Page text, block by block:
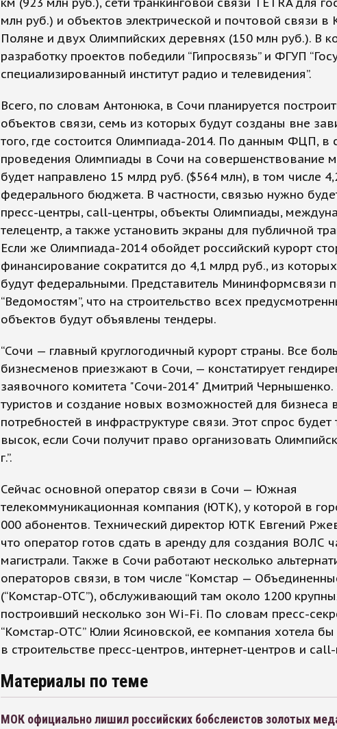
млн руб.) и объектов электрической и почтовой связи в
Поляне и двух Олимпийских деревнях (150 млн руб.). В
разработку проектов победили “Гипросвязь” и ФГУП
специализированный институт радио и телевидения”.
Всего, по словам Антонюка, в Сочи планируется
объектов связи, семь из которых будут созданы вне
того, где состоится Олимпиада-2014. По данным ФЦП, в
проведения Олимпиады в Сочи на совершенствование
будет направлено 15 млрд руб. ($564 млн), в том числе
федерального бюджета. В частности, связью нужно
пресс-центры, call-центры, объекты Олимпиады,
телецентр, а также установить экраны для публичной
Если же Олимпиада-2014 обойдет российский курорт
финансирование сократится до 4,1 млрд руб., из
будут федеральными. Представитель Мининформсвязи
“Ведомостям”, что на строительство всех
объектов будут объявлены тендеры.
“Сочи — главный круглогодичный курорт страны. Все
бизнесменов приезжают в Сочи, — констатирует
заявочного комитета "Сочи-2014" Дмитрий
туристов и создание новых возможностей для бизнеса
потребностей в инфраструктуре связи. Этот спрос
высок, если Сочи получит право организовать
г.”.
Сейчас основной оператор связи в Сочи — Южная
телекоммуникационная компания (ЮТК), у которой в
000 абонентов. Технический директор ЮТК Евгений
что оператор готов сдать в аренду для создания ВОЛС
магистрали. Также в Сочи работают несколько
операторов связи, в том числе “Комстар —
(“Комстар-ОТС”), обслуживающий там около 1200
построивший несколько зон Wi-Fi. По словам пресс-
“Комстар-ОТС” Юлии Ясиновской, ее компания хотела бы
в строительстве пресс-центров, интернет-центров и
Материалы по теме
МОК официально лишил российских бобслеистов золотых